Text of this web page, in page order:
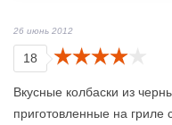
26 июнь 2012
18
Вкусные колбаски из
приготовленные на